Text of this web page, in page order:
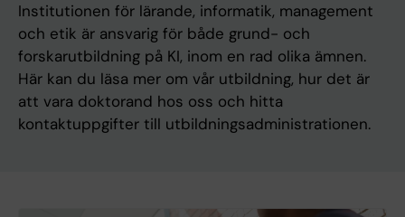
Institutionen för lärande, informatik, management
och etik är ansvarig för både grund- och
forskarutbildning på KI, inom en rad olika ämnen.
Här kan du läsa mer om vår utbildning, hur det är
att vara doktorand hos oss och hitta
kontaktuppgifter till utbildningsadministrationen.